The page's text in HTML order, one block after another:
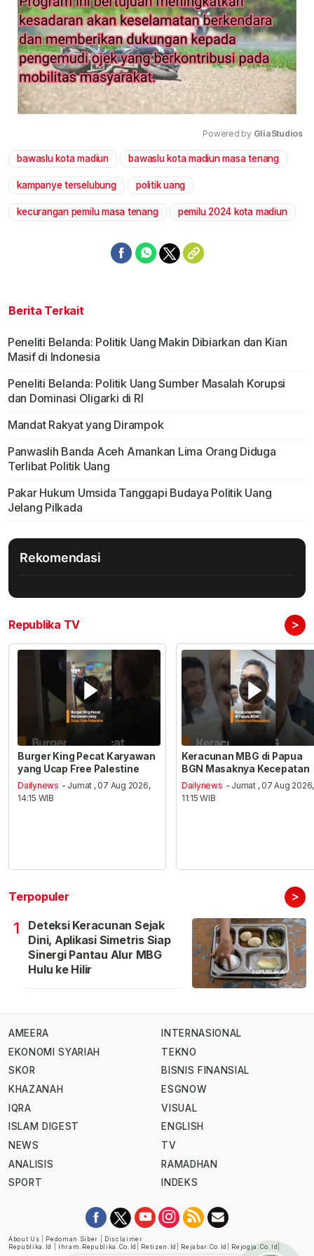
Mute
Powered by GliaStudios
bawaslu kota madiun bawaslu kota madiun masa tenang
kampanye terselubung politik uang
kecurangan pemilu masa tenang pemilu 2024 kota madiun
Berita Terkait
Peneliti Belanda: Politik Uang Makin Dibiarkan dan Kian
Masif di Indonesia
Peneliti Belanda: Politik Uang Sumber Masalah Korupsi
dan Dominasi Oligarki di RI
Mandat Rakyat yang Dirampok
Panwaslih Banda Aceh Amankan Lima Orang Diduga
Terlibat Politik Uang
Pakar Hukum Umsida Tanggapi Budaya Politik Uang
Jelang Pilkada
Rekomendasi
Republika TV >
Burger King Pecat Karyawan
yang Ucap Free Palestine
Dailynews - Jumat , 07 Aug 2026,
14:15 WIB
Keracunan MBG di Papua
BGN Masaknya Kecepatan
Dailynews - Jumat , 07 Aug 2026,
11:15 WIB
Terpopuler >
1
Deteksi Keracunan Sejak
Dini, Aplikasi Simetris Siap
Sinergi Pantau Alur MBG
Hulu ke Hilir
AMEERA
EKONOMI SYARIAH
SKOR
KHAZANAH
IQRA
ISLAM DIGEST
NEWS
ANALISIS
SPORT
INTERNASIONAL
TEKNO
BISNIS FINANSIAL
ESGNOW
VISUAL
ENGLISH
TV
RAMADHAN
INDEKS
About Us Pedoman Siber
Disclaimer
Republika.id
Ihram.republika.co.id Retizen.id Rejabar.co.id Rejogja.co.id